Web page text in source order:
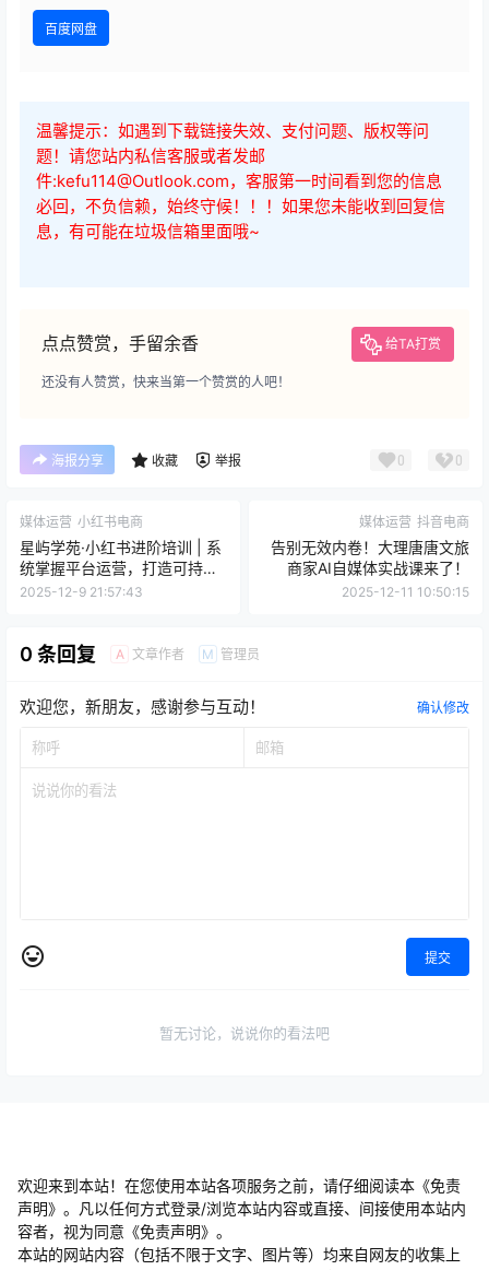
百度网盘
温馨提示：如遇到下载链接失效、支付问题、版权等问
题！请您站内私信客服或者发邮
件:kefu114@Outlook.com，客服第一时间看到您的信息
必回，不负信赖，始终守候！！！如果您未能收到回复信
息，有可能在垃圾信箱里面哦~
点点赞赏，手留余香 给TA打赏
还没有人赞赏，快来当第一个赞赏的人吧！
海报分享 收藏 举报 0 0
媒体运营 小红书电商
星屿学苑·小红书进阶培训 | 系
统掌握平台运营，打造可持续
增长账号
2025-12-9 21:57:43
媒体运营 抖音电商
告别无效内卷！大理唐唐文旅
商家AI自媒体实战课来了！
2025-12-11 10:50:15
0 条回复 A 文章作者 M 管理员
欢迎您，新朋友，感谢参与互动！ 确认修改
提交
暂无讨论，说说你的看法吧
欢迎来到本站！在您使用本站各项服务之前，请仔细阅读本《免责
声明》。凡以任何方式登录/浏览本站内容或直接、间接使用本站内
容者，视为同意《免责声明》。
本站的网站内容（包括不限于文字、图片等）均来自网友的收集上